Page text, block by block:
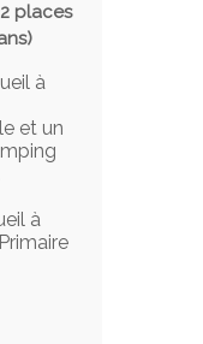
places
à
et un
à